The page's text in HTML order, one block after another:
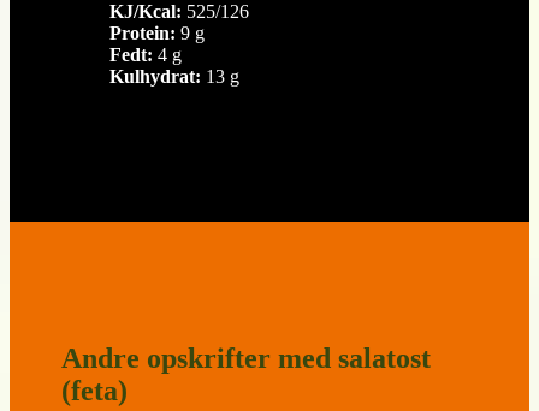
KJ/Kcal: 525/126
Protein: 9 g
Fedt: 4 g
Kulhydrat: 13 g
Andre opskrifter med salatost
(feta)